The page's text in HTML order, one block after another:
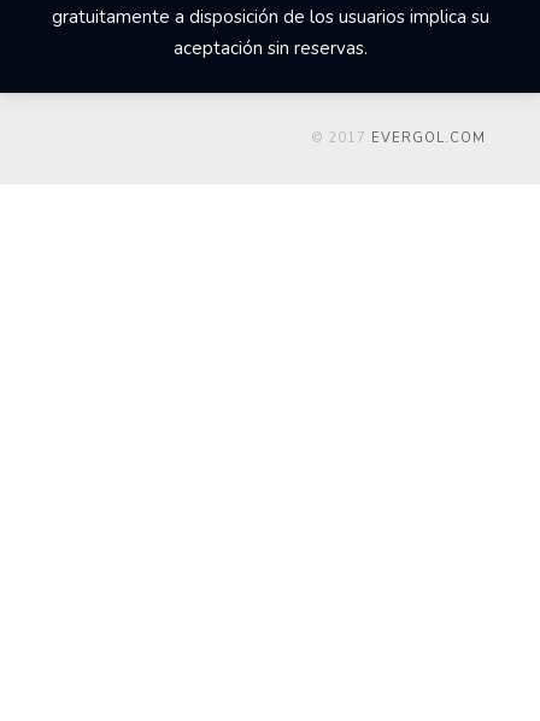
gratuitamente a disposición de los usuarios implica su
aceptación sin reservas.
© 2017 EVERGOL.COM